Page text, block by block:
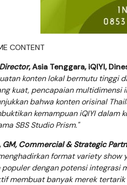
CONTENT
, Asia Tenggara, iQIYI,
konten lokal bermutu tinggi
kuat, pencapaian
bahwa konten orisinal
kemampuan iQIYI
SBS Studio Prism."
GM, Commercial & Strategic
format variety
dengan potensi integrasi
membuat banyak merek